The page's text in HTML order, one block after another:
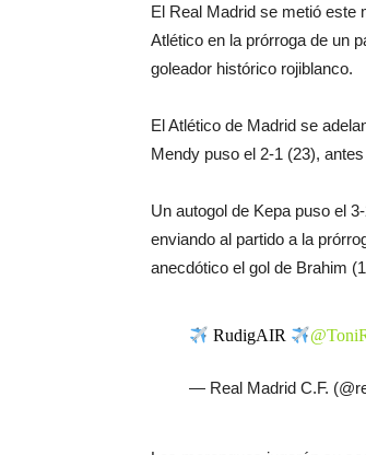
El Real Madrid se metió este
Atlético en la prórroga de un
goleador histórico rojiblanco.
El Atlético de Madrid se
Mendy puso el 2-1 (23),
Un autogol de Kepa puso el
enviando al partido a la
anecdótico el gol de Brahim
RudigAIR
— Real Madrid C.F.